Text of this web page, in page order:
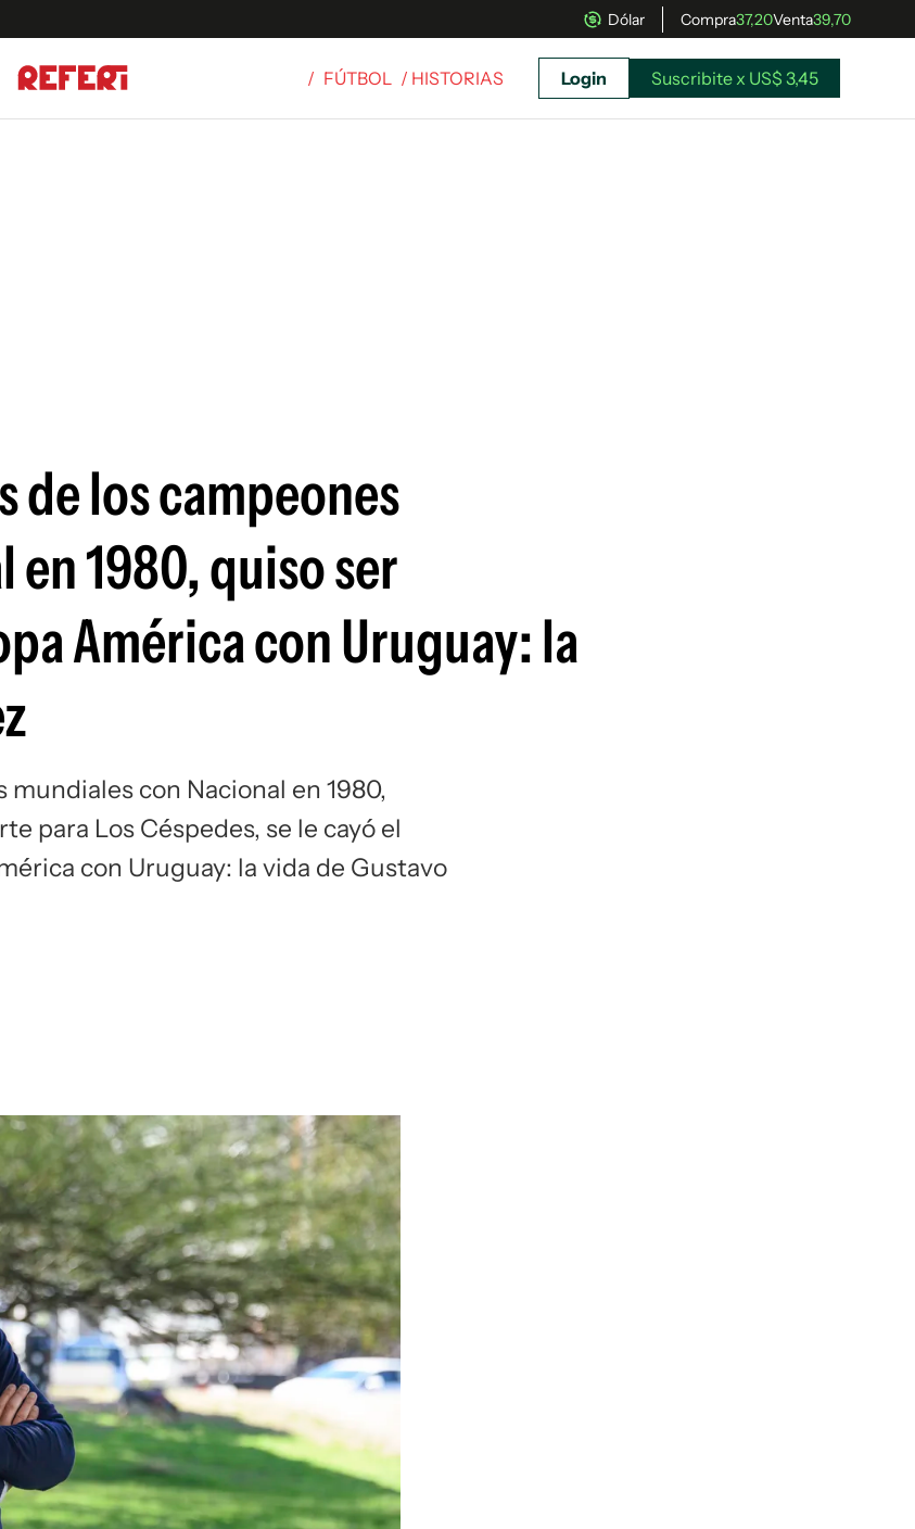
Dólar Compra37,20Venta39,70
/ FÚTBOL / HISTORIAS Login Suscribite x US$ 3,45
de los campeones
1980, quiso ser
América con Uruguay: la
con Nacional en 1980,
para Los Céspedes, se le cayó el
con Uruguay: la vida de Gustavo